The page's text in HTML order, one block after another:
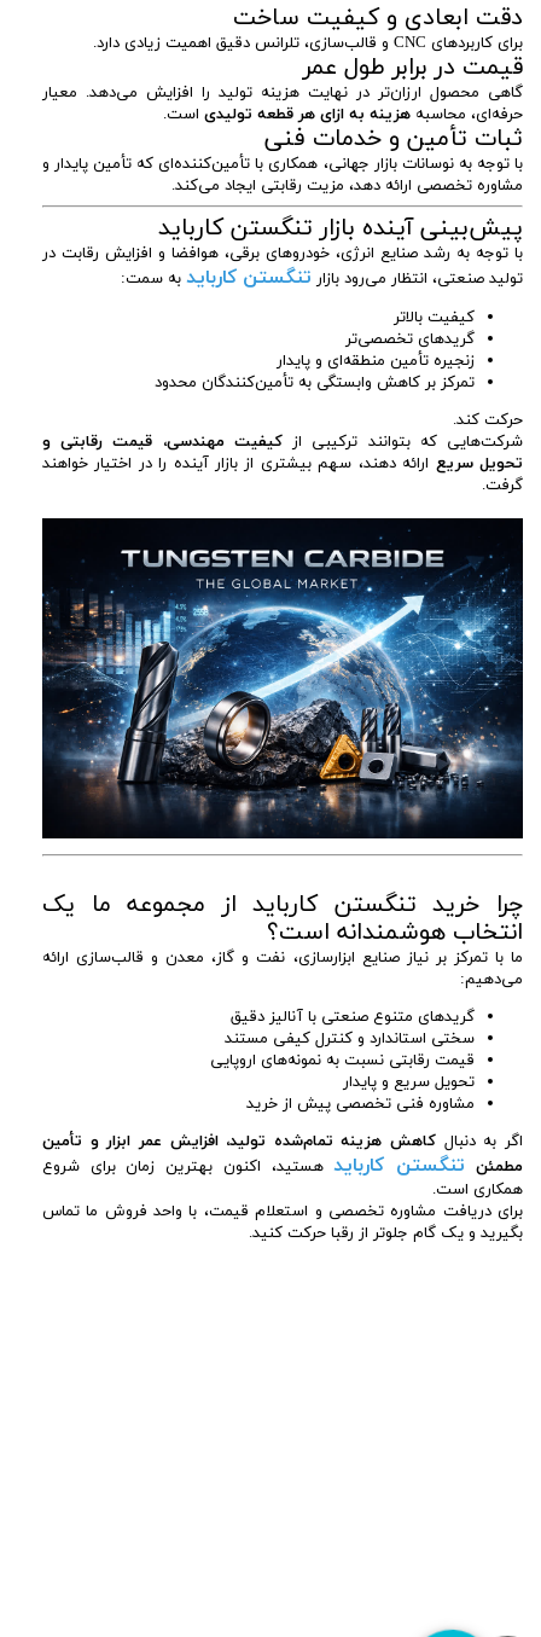
دقت ابعادی و کیفیت ساخت
برای کاربردهای CNC و قالب‌سازی، تلرانس دقیق اهمیت زیادی دارد.
قیمت در برابر طول عمر
گاهی محصول ارزان‌تر در نهایت هزینه تولید را افزایش می‌دهد. معیار
حرفه‌ای، محاسبههزینه به ازای هر قطعه تولیدی است.
ثبات تأمین و خدمات فنی
با توجه به نوسانات بازار جهانی، همکاری با تأمین‌کننده‌ای که تأمین پایدار و
مشاوره تخصصی ارائه دهد، مزیت رقابتی ایجاد می‌کند.
پیش‌بینی آینده بازار تنگستن کارباید
با توجه به رشد صنایع انرژی، خودروهای برقی، هوافضا و افزایش رقابت در
تولید صنعتی، انتظار می‌رود بازار تنگستن کارباید به سمت:
کیفیت بالاتر
گریدهای تخصصی‌تر
زنجیره تأمین منطقه‌ای و پایدار
تمرکز بر کاهش وابستگی به تأمین‌کنندگان محدود
حرکت کند.
شرکت‌هایی که بتوانند ترکیبی ازکیفیت مهندسی، قیمت رقابتی و
تحویل سریع ارائه دهند، سهم بیشتری از بازار آینده را در اختیار خواهند
گرفت.
چرا خرید تنگستن کارباید از مجموعه ما یک
انتخاب هوشمندانه است؟
ما با تمرکز بر نیاز صنایع ابزارسازی، نفت و گاز، معدن و قالب‌سازی ارائه
می‌دهیم:
گریدهای متنوع صنعتی با آنالیز دقیق
سختی استاندارد و کنترل کیفی مستند
قیمت رقابتی نسبت به نمونه‌های اروپایی
تحویل سریع و پایدار
مشاوره فنی تخصصی پیش از خرید
اگر به دنبال کاهش هزینه تمام‌شده تولید، افزایش عمر ابزار و تأمین
مطمئن تنگستن کاربایدهستید، اکنون بهترین زمان برای شروع
همکاری است.
برای دریافت مشاوره تخصصی و استعلام قیمت، با واحد فروش ما تماس
بگیرید و یک گام جلوتر از رقبا حرکت کنید.